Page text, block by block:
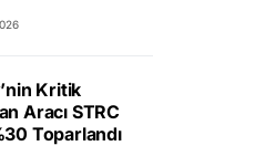
Kritik
Aracı STRC
Toparlandı